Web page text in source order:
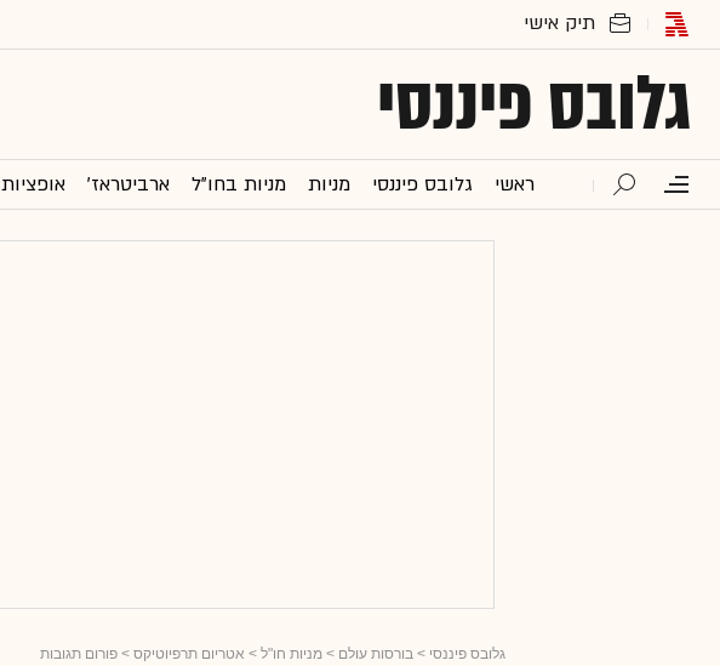
גלובס פיננסי
ראשי גלובס פיננסי מניות מניות בחו"ל ארביטראז' אופציות
גלובס פיננסי > בורסות עולם > מניות חו"ל > אטריום תרפיוטיקס > פורום תגובות